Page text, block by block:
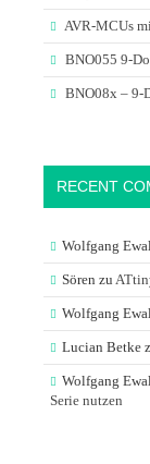
AVR-MCUs
BNO055 9-
BNO08x – 9-
RECENT
Wolfgang
Sören zu
Wolfgang
Lucian Betke
Wolfgang
Serie nutzen